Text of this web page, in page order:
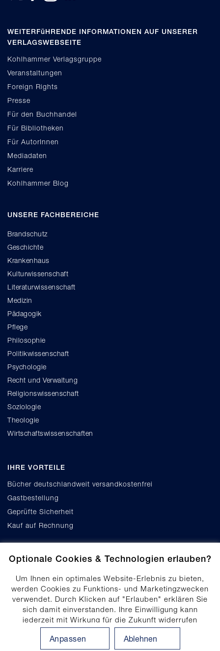
Optionale Cookies & Technologien erlauben?
Um Ihnen ein optimales Website-Erlebnis zu bieten,
werden Cookies zu Funktions- und Marketingzwecken
verwendet. Durch Klicken auf "Erlauben" erklären Sie
sich damit einverstanden. Ihre Einwilligung kann
jederzeit mit Wirkung für die Zukunft widerrufen
werden. Ihre Einwilligungs-Einstellungen können durch
Klicken auf "Anpassen" angepasst werden. Weitere
Anpassen Ablehnen
WEITERFüHRENDE INFORMATIONEN AUF UNSERER
VERLAGSWEBSEITE
Kohlhammer Verlagsgruppe
Veranstaltungen
Foreign Rights
Presse
Für den Buchhandel
Für Bibliotheken
Für AutorInnen
Mediadaten
Karriere
Kohlhammer Blog
UNSERE FACHBEREICHE
Brandschutz
Geschichte
Krankenhaus
Kulturwissenschaft
Literaturwissenschaft
Medizin
Pädagogik
Pflege
Philosophie
Politikwissenschaft
Psychologie
Recht und Verwaltung
Religionswissenschaft
Soziologie
Theologie
Wirtschaftswissenschaften
IHRE VORTEILE
Bücher deutschlandweit versandkostenfrei
Gastbestellung
Geprüfte Sicherheit
Kauf auf Rechnung
Cookie-Einstellungen
Datenschutz
Produktsicherheit
Erklärung zur Barrierefreiheit